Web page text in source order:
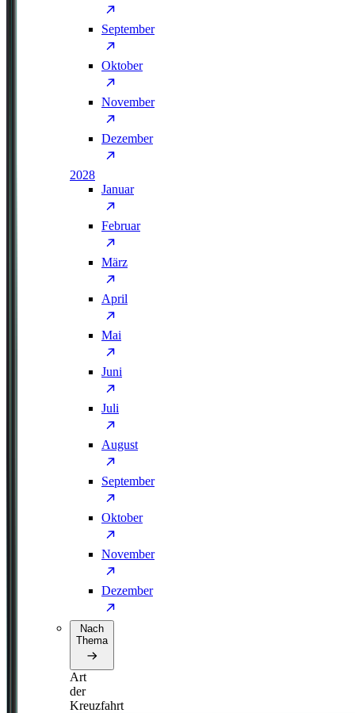
September
Oktober
November
Dezember
2028
Januar
Februar
März
April
Mai
Juni
Juli
August
September
Oktober
November
Dezember
Nach
Thema
Art
der
Kreuzfahrt